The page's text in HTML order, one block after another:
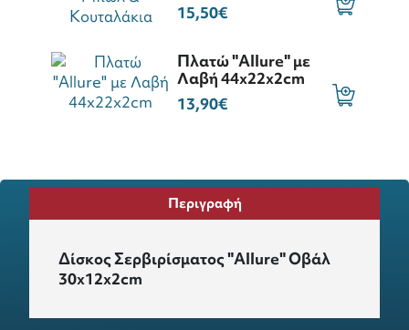
15,50€
Πλατώ "Allure" με
Λαβή 44x22x2cm
13,90€
Περιγραφή
Δίσκος Σερβιρίσματος "Allure" Οβάλ
30x12x2cm